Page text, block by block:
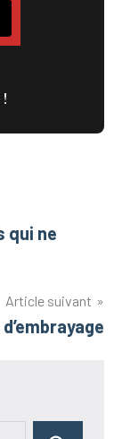
qui ne
Article suivant